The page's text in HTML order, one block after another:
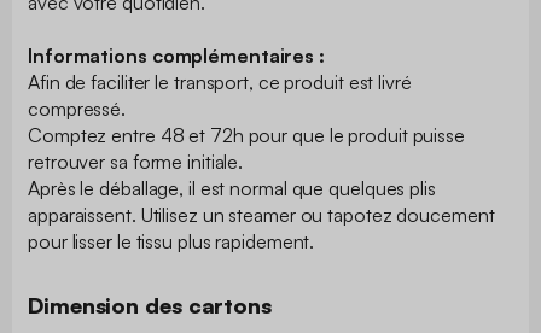
Informations complémentaires :
Afin de faciliter le transport, ce produit est livré
compressé.
Comptez entre 48 et 72h pour que le produit puisse
retrouver sa forme initiale.
Après le déballage, il est normal que quelques plis
apparaissent. Utilisez un steamer ou tapotez doucement
pour lisser le tissu plus rapidement.
Dimension des cartons